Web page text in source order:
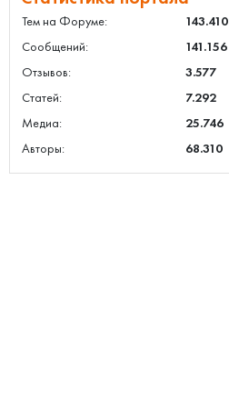
Тем на Форуме:
143.410
Сообщений:
141.156
Отзывов:
3.577
Статей:
7.292
Медиа:
25.746
Авторы:
68.310